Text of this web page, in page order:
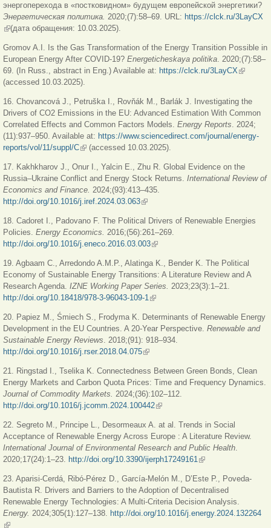
энергоперехода в «постковидном» будущем европейской энергетики?
Энергетическая политика. 2020;(7):58–69. URL: https://clck.ru/3LayCX
(внешняя ссылка)
(дата обращения: 10.03.2025).
Gromov A.I. Is the Gas Transformation of the Energy Transition Possible in
European Energy After COVID-19? Energeticheskaya politika. 2020;(7):58–
69. (In Russ., abstract in Eng.) Available at: https://clck.ru/3LayCX(внешняя
(accessed 10.03.2025).
16. Chovancová J., Petruška I., Rovňák M., Barlák J. Investigating the
Drivers of CO2 Emissions in the EU: Advanced Estimation With Common
Correlated Effects and Common Factors Models. Energy Reports. 2024;
(11):937–950. Available at: https://www.sciencedirect.com/journal/energy-
reports/vol/11/suppl/C(внешняя ссылка)
(accessed 10.03.2025).
17. Kakhkharov J., Onur I., Yalcin E., Zhu R. Global Evidence on the
Russia–Ukraine Conflict and Energy Stock Returns. International Review of
Economics and Finance. 2024;(93):413–435.
http://doi.org/10.1016/j.iref.2024.03.063(внешняя ссылка)
18. Cadoret I., Padovano F. The Political Drivers of Renewable Energies
Policies. Energy Economics. 2016;(56):261–269.
http://doi.org/10.1016/j.eneco.2016.03.003(внешняя ссылка)
19. Agbaam C., Arredondo A.M.P., Alatinga K., Bender K. The Political
Economy of Sustainable Energy Transitions: A Literature Review and A
Research Agenda. IZNE Working Paper Series. 2023;23(3):1–21.
http://doi.org/10.18418/978-3-96043-109-1(внешняя ссылка)
20. Papiez M., Śmiech S., Frodyma K. Determinants of Renewable Energy
Development in the EU Countries. A 20-Year Perspective. Renewable and
Sustainable Energy Reviews. 2018;(91): 918–934.
http://doi.org/10.1016/j.rser.2018.04.075(внешняя ссылка)
21. Ringstad I., Tselika K. Connectedness Between Green Bonds, Clean
Energy Markets and Carbon Quota Prices: Time and Frequency Dynamics.
Journal of Commodity Markets. 2024;(36):102–112.
http://doi.org/10.1016/j.jcomm.2024.100442(внешняя ссылка)
22. Segreto M., Principe L., Desormeaux A. at al. Trends in Social
Acceptance of Renewable Energy Across Europe : A Literature Review.
International Journal of Environmental Research and Public Health.
2020;17(24):1–23. http://doi.org/10.3390/ijerph17249161(внешняя ссылка)
23. Aparisi-Cerdá, Ribó-Pérez D., García-Melón M., D’Este P., Poveda-
Bautista R. Drivers and Barriers to the Adoption of Decentralised
Renewable Energy Technologies: A Multi-Criteria Decision Analysis.
Energy. 2024;305(1):127–138. http://doi.org/10.1016/j.energy.2024.132264
(внешняя ссылка)